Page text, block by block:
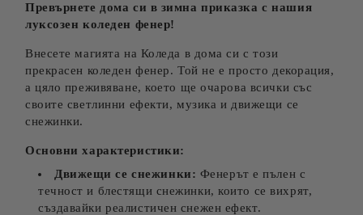
Превърнете дома си в зимна приказка с нашия
луксозен коледен фенер!
Внесете магията на Коледа в дома си с този
прекрасен коледен фенер. Той не е просто декорация,
а цяло преживяване, което ще очарова всички със
своите светлинни ефекти, музика и движещи се
снежинки.
Основни характеристики:
Движещи се снежинки: Фенерът е пълен с
течност и блестящи снежинки, които се вихрят,
създавайки реалистичен снежен ефект.